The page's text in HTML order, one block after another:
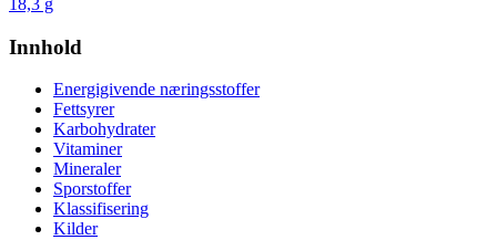
Innhold
Energigivende næringsstoffer
Fettsyrer
Karbohydrater
Vitaminer
Mineraler
Sporstoffer
Klassifisering
Kilder